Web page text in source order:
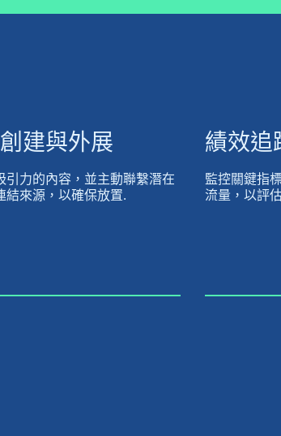
建與外展
引力的內容，並主動聯繫潛在
結來源，以確保放置.
績效追
監控關鍵指
流量，以評